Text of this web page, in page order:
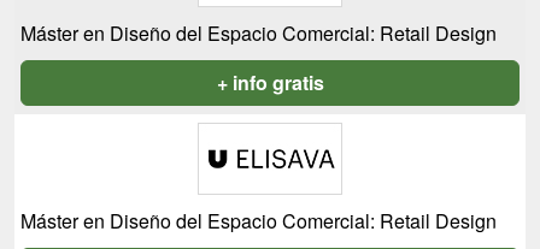
Máster en Diseño del Espacio Comercial: Retail Design
+ info gratis
Máster en Diseño del Espacio Comercial: Retail Design